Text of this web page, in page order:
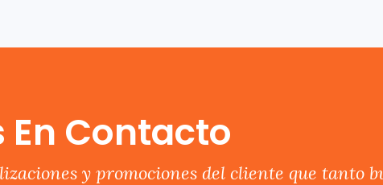
En Contacto
y promociones del cliente que tanto